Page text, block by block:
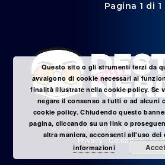
Pagina 1 di 1
© 2025 Destroy This Nerd- Tutti
Privacy
Contattaci-
Questo sito o gli strumenti terzi da
avvalgono di cookie necessari al
finalità illustrate nella cookie policy. Se
negare il consenso a tutti o ad alcuni
cookie policy. Chiudendo questo
pagina, cliccando su un link o
altra maniera, acconsenti all'uso
informazioni